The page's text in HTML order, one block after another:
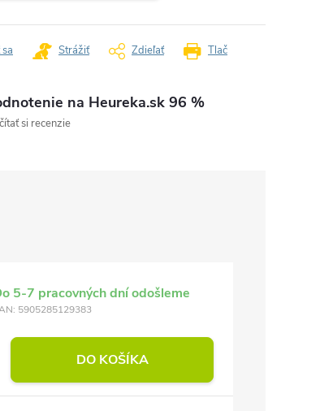
Tlač
Strážiť Zdieľať
na Heureka.sk 96 %
si recenzie
5-7 pracovných dní odošleme
5905285129383
DO KOŠÍKA